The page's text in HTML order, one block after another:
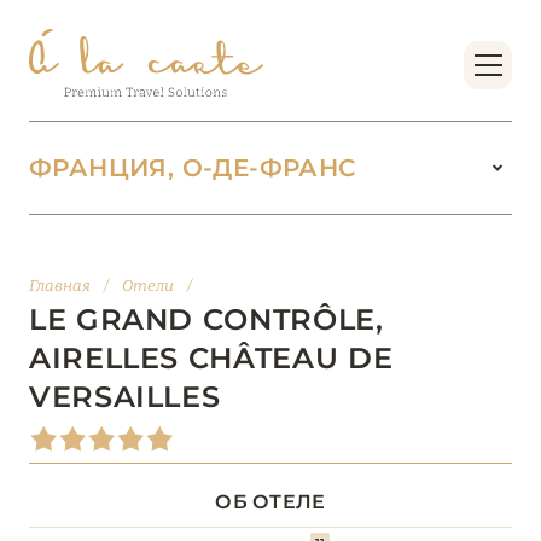
ФРАНЦИЯ, О-ДЕ-ФРАНС
БОРДО (НОВАЯ
АКВИТАНИЯ)
БРЕТАНЬ
Главная / Отели /
LE GRAND CONTRÔLE,
AIRELLES CHÂTEAU DE
VERSAILLES
ОБ ОТЕЛЕ